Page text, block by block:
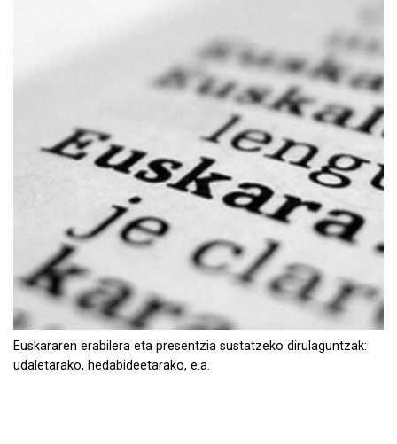
Euskararen erabilera eta presentzia sustatzeko dirulaguntzak:
udaletarako, hedabideetarako, e.a.